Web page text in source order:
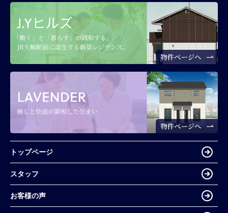
トップページ
スタッフ
お客様の声